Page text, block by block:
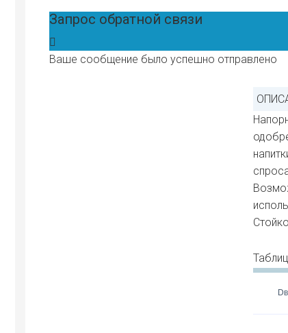
Запрос обратной связи
Ваше сообщение было успешно отправлено